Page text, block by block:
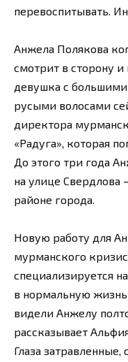
перевоспитывать.
Анжела Полякова
смотрит в сторону и
девушка с
русыми волосами
директора
«Радуга», которая
До этого три года
на улице
районе города.
Новую работу для
мурманского
специализируется
в нормальную
видели Анжелу
рассказывает
Глаза затравленные,